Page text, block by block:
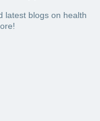
latest blogs on health